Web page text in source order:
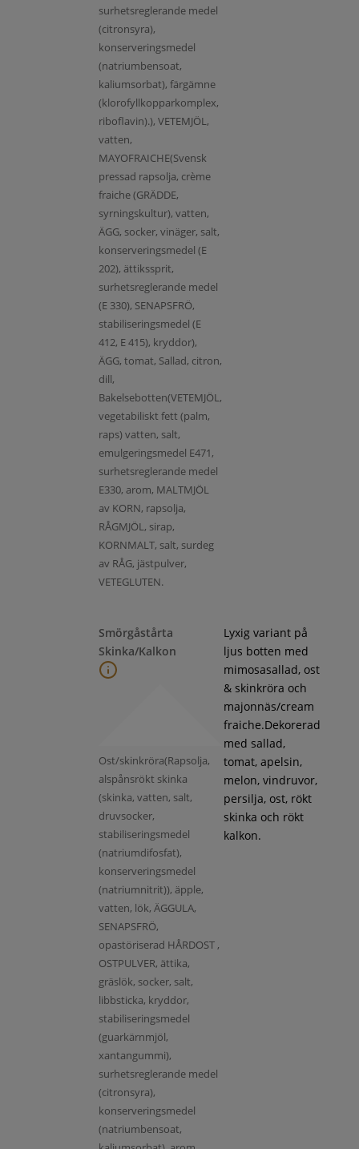
surhetsreglerande medel
(citronsyra),
konserveringsmedel
(natriumbensoat,
kaliumsorbat), färgämne
(klorofyllkopparkomplex,
riboflavin).), VETEMJÖL,
vatten,
MAYOFRAICHE(Svensk
pressad rapsolja, crème
fraiche (GRÄDDE,
syrningskultur), vatten,
ÄGG, socker, vinäger, salt,
konserveringsmedel (E
202), ättikssprit,
surhetsreglerande medel
(E 330), SENAPSFRÖ,
stabiliseringsmedel (E
412, E 415), kryddor),
ÄGG, tomat, Sallad, citron,
dill,
Bakelsebotten(VETEMJÖL,
vegetabiliskt fett (palm,
raps) vatten, salt,
emulgeringsmedel E471,
surhetsreglerande medel
E330, arom, MALTMJÖL
av KORN, rapsolja,
RÅGMJÖL, sirap,
KORNMALT, salt, surdeg
av RÅG, jästpulver,
VETEGLUTEN.
Smörgåstårta
Skinka/Kalkon
Ost/skinkröra(Rapsolja,
alspånsrökt skinka
(skinka, vatten, salt,
druvsocker,
stabiliseringsmedel
(natriumdifosfat),
konserveringsmedel
(natriumnitrit)), äpple,
vatten, lök, ÄGGULA,
SENAPSFRÖ,
opastöriserad HÅRDOST ,
OSTPULVER, ättika,
gräslök, socker, salt,
libbsticka, kryddor,
stabiliseringsmedel
(guarkärnmjöl,
xantangummi),
surhetsreglerande medel
(citronsyra),
konserveringsmedel
(natriumbensoat,
Lyxig variant på
ljus botten med
mimosasallad, ost
& skinkröra och
majonnäs/cream
fraiche.Dekorerad
med sallad,
tomat, apelsin,
melon, vindruvor,
persilja, ost, rökt
skinka och rökt
kalkon.